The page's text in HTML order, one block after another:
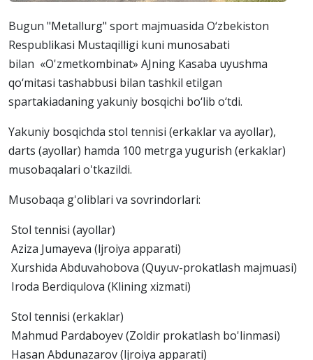
Bugun "Metallurg" sport majmuasida O‘zbekiston
Respublikasi Mustaqilligi kuni munosabati
bilan «O'zmetkombinat» AJning Kasaba uyushma
qo‘mitasi tashabbusi bilan tashkil etilgan
spartakiadaning yakuniy bosqichi bo‘lib o‘tdi.
Yakuniy bosqichda stol tennisi (erkaklar va ayollar),
darts (ayollar) hamda 100 metrga yugurish (erkaklar)
musobaqalari o'tkazildi.
Musobaqa g'oliblari va sovrindorlari:
Stol tennisi (ayollar)
Aziza Jumayeva (ljroiya apparati)
Xurshida Abduvahobova (Quyuv-prokatlash majmuasi)
Iroda Berdiqulova (Klining xizmati)
Stol tennisi (erkaklar)
Mahmud Pardaboyev (Zoldir prokatlash bo'linmasi)
Hasan Abdunazarov (ljroiya apparati)